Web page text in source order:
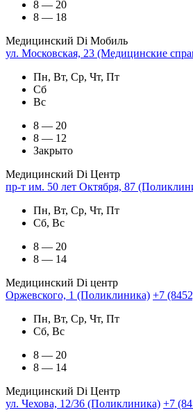
8 — 20
8 — 18
Медицинский Di Мобиль
ул. Московская, 23 (Медицинские
Пн, Вт, Ср, Чт, Пт
Сб
Вс
8 — 20
8 — 12
Закрыто
Медицинский Di Центр
пр-т им. 50 лет Октября, 87
Пн, Вт, Ср, Чт, Пт
Сб, Вс
8 — 20
8 — 14
Медицинский Di центр
Оржевского, 1 (Поликлиника) +7
Пн, Вт, Ср, Чт, Пт
Сб, Вс
8 — 20
8 — 14
Медицинский Di Центр
ул. Чехова, 12/36 (Поликлиника) +7